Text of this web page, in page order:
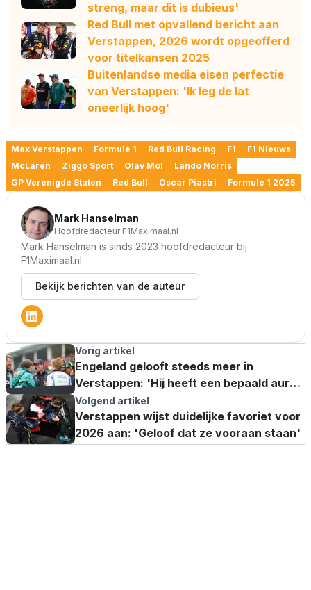
streng, maar dit is dubieus'
Red Bull met opvallend bericht aan
Verstappen, 2026 wordt opgeofferd
voor titelkansen 2025
Buitenlandse media eisen perfectie
van Verstappen: 'Ik leg de lat
oneerlijk hoog'
Max Verstappen Formule 1 Red Bull Racing F1
F1 Nieuws
McLaren
Ziggo Sport Olav Mol
Lando Norris
GP Verenigde Staten
Red Bull Oscar Piastri Formule 1 2025
Mark Hanselman
Hoofdredacteur F1Maximaal.nl
Mark Hanselman is sinds 2023 hoofdredacteur bij
F1Maximaal.nl.
Bekijk berichten van de auteur
Vorig artikel
Engeland gelooft steeds meer in
Verstappen: 'Hij heeft een bepaald aura
gecreëerd'
Volgend artikel
Verstappen wijst duidelijke favoriet voor
2026 aan: 'Geloof dat ze vooraan staan'